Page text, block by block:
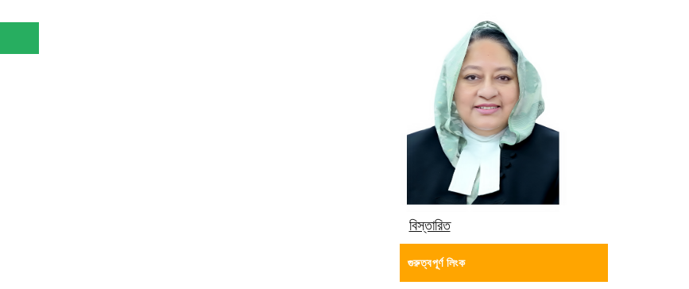
বিস্তারিত
গুরুত্বপূর্ণ লিংক